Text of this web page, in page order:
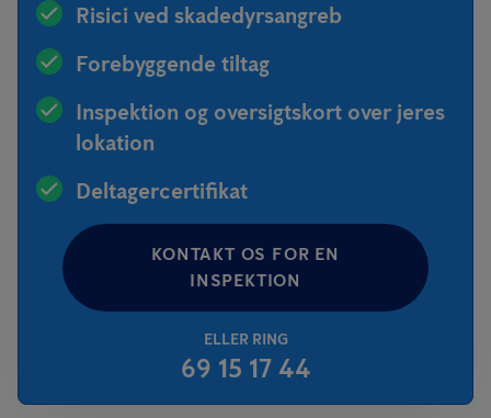
Risici ved skadedyrsangreb
Forebyggende tiltag
Inspektion og oversigtskort over jeres
lokation
Deltagercertifikat
KONTAKT OS FOR EN
INSPEKTION
ELLER RING
69 15 17 44